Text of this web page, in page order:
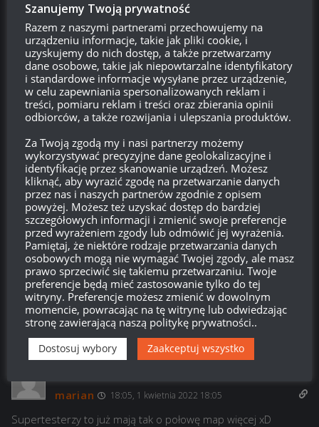
Cyganie ukradli
3 Odpowiedz
Adi
Reply toVisimulacha 22:47, 1 kwietnia 2022 22:47
Zdajesz sobie sprawę, że nie ma krzaków, bo jest to tylko
poglądowa wersja, najbardziej uboga w jakiekolwiek elementy
czy przedmioty? Dopiero na końcu mapa zyskuje prawdziwy
wygląd z pierdółkami.
0 Odpowiedz
Visimulacha
Reply toAdi 19:37, 2 kwietnia 2022 19:37
Zdajesz sobie sprawę, że post pisałem 1 kwietnia? Zdaje mi
się, że nie zdajesz sobie sprawy że nie takie krzaki miałem na
myśli :>
1 Odpowiedz
marian 18:05, 1 kwietnia 2022 18:05
Supertesterzy to już mają tak o połowę map więcej xD
Szanujemy Twoją prywatność
Razem z naszymi partnerami przechowujemy na
urządzeniu informacje, takie jak pliki cookie, i
uzyskujemy do nich dostęp, a także przetwarzamy
dane osobowe, takie jak niepowtarzalne identyfikatory
i standardowe informacje wysyłane przez urządzenie,
w celu zapewniania spersonalizowanych reklam i
treści, pomiaru reklam i treści oraz zbierania opinii
odbiorców, a także rozwijania i ulepszania produktów.
Za Twoją zgodą my i nasi partnerzy możemy
wykorzystywać precyzyjne dane geolokalizacyjne i
identyfikację przez skanowanie urządzeń. Możesz
kliknąć, aby wyrazić zgodę na przetwarzanie danych
przez nas i naszych partnerów zgodnie z opisem
powyżej. Możesz też uzyskać dostęp do bardziej
szczegółowych informacji i zmienić swoje preferencje
przed wyrażeniem zgody lub odmówić jej wyrażenia.
Pamiętaj, że niektóre rodzaje przetwarzania danych
osobowych mogą nie wymagać Twojej zgody, ale masz
prawo sprzeciwić się takiemu przetwarzaniu. Twoje
preferencje będą mieć zastosowanie tylko do tej
witryny. Preferencje możesz zmienić w dowolnym
momencie, powracając na tę witrynę lub odwiedzając
stronę zawierającą naszą politykę prywatności..
Dostosuj wybory Zaakceptuj wszystko